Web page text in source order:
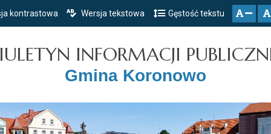
Przejdź do głównego menu
Przejdź do treści
Przejdź do mapy serwisu
kontrastowa Wersja tekstowa Gęstość tekstu
INFORMACJI
Gmina Koronowo